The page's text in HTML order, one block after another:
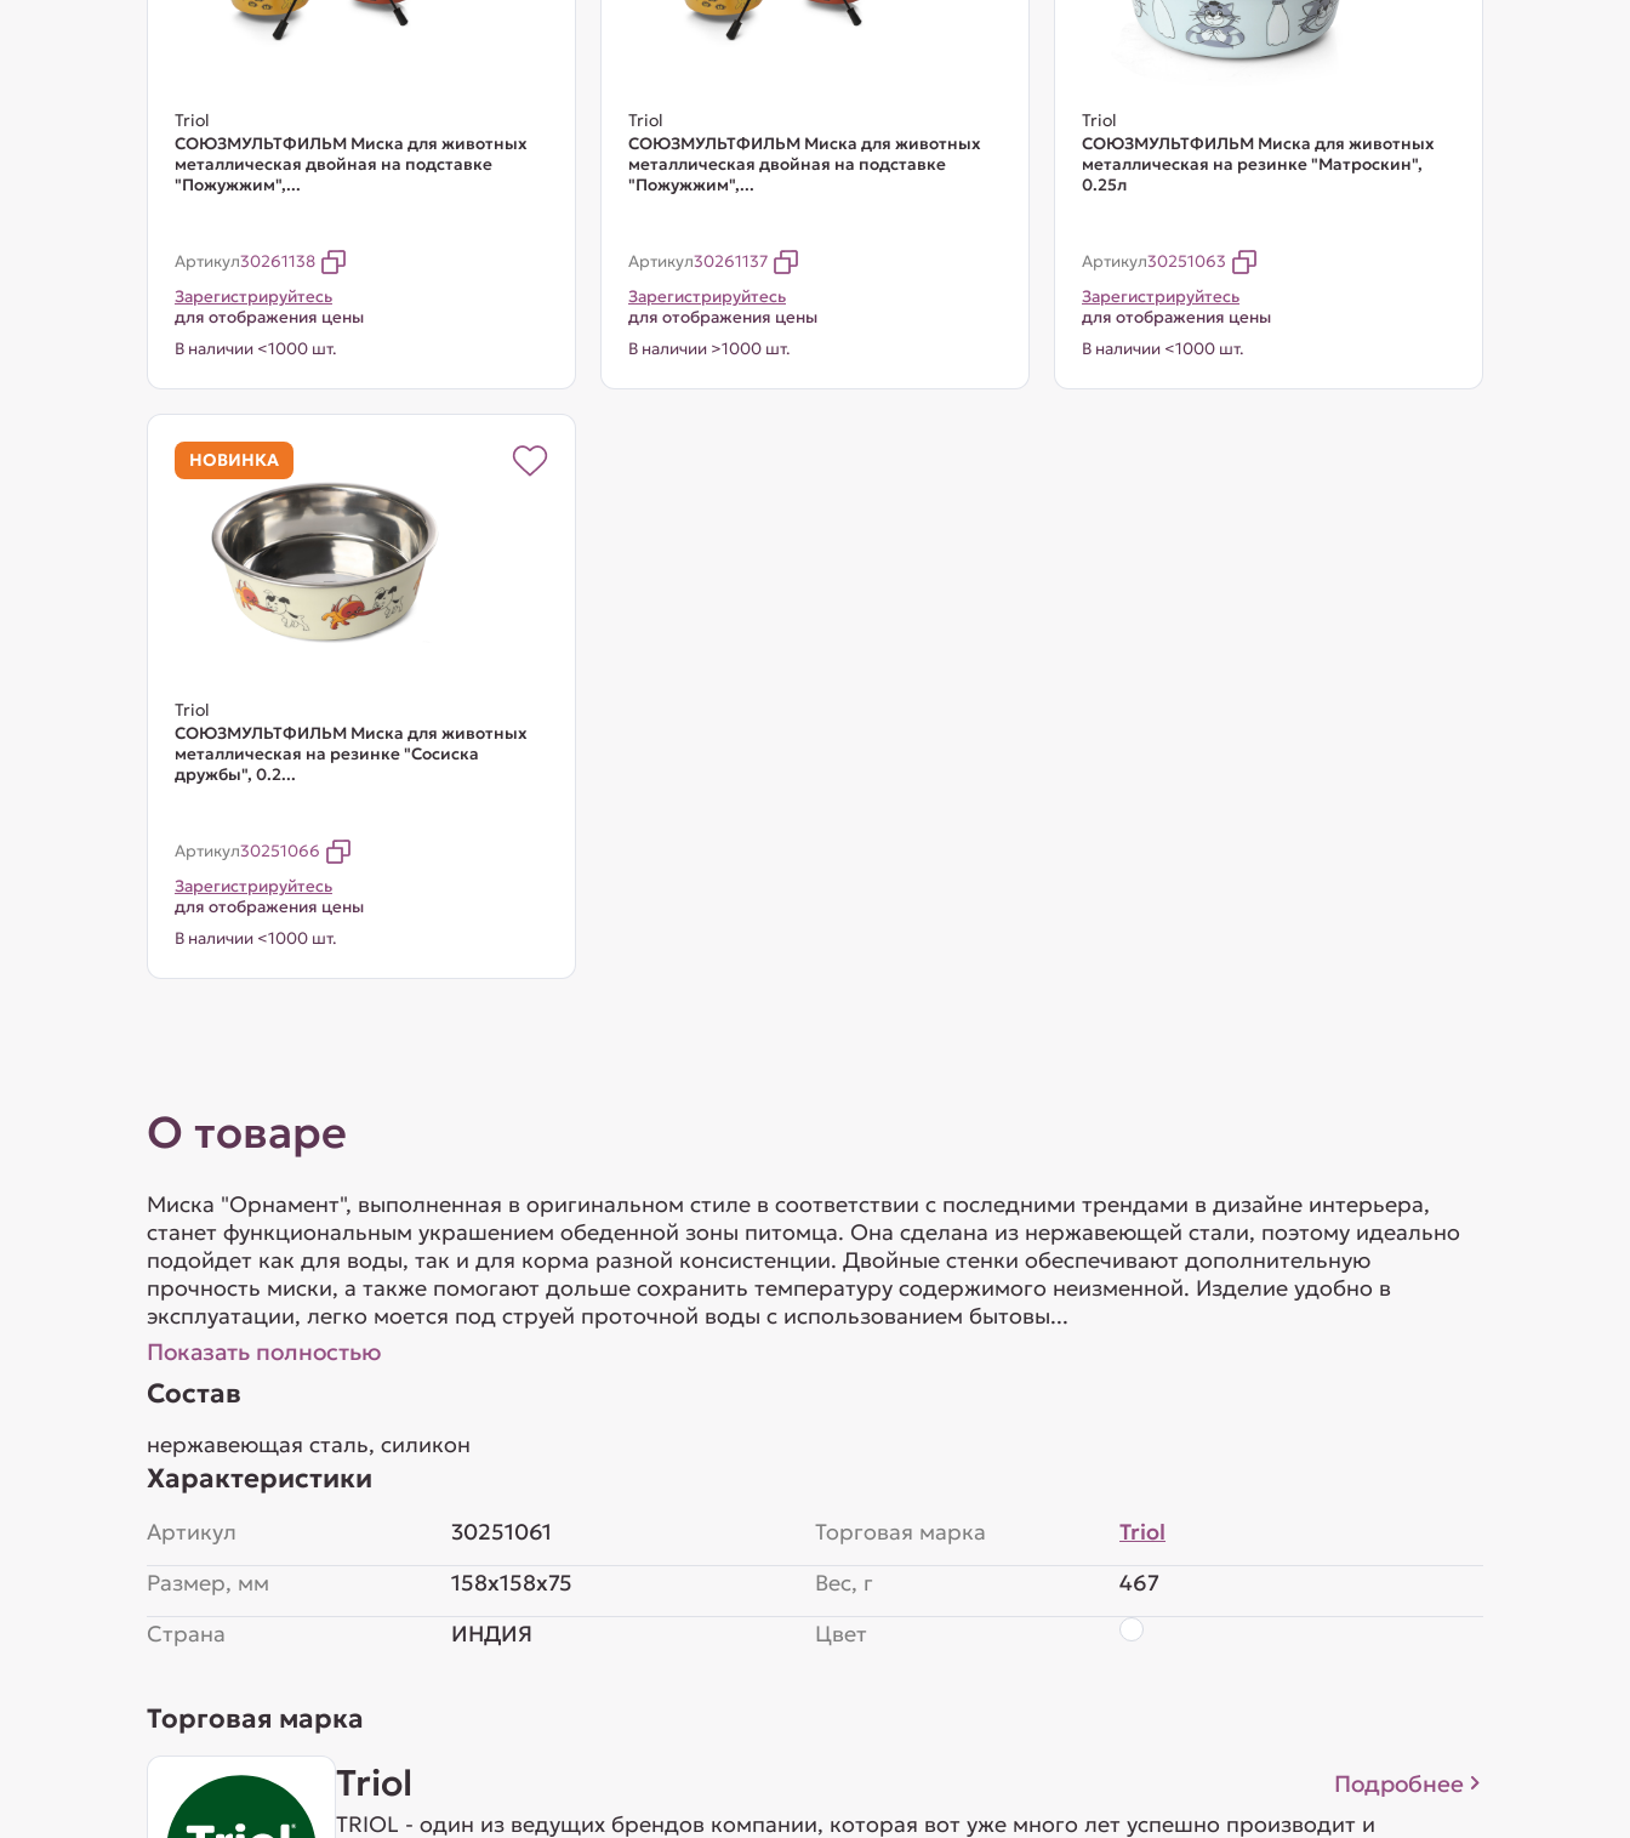
Triol
СОЮЗМУЛЬТФИЛЬМ Миска для животных
металлическая двойная на подставке
"Пожужжим",...
Артикул30261138
Зарегистрируйтесь
для отображения цены
В наличии <1000 шт.
Triol
СОЮЗМУЛЬТФИЛЬМ Миска для животных
металлическая двойная на подставке
"Пожужжим",...
Артикул30261137
Зарегистрируйтесь
для отображения цены
В наличии >1000 шт.
Triol
СОЮЗМУЛЬТФИЛЬМ Миска для животных
металлическая на резинке "Матроскин",
0.25л
Артикул30251063
Зарегистрируйтесь
для отображения цены
В наличии <1000 шт.
НОВИНКА
Triol
СОЮЗМУЛЬТФИЛЬМ Миска для животных
металлическая на резинке "Сосиска
дружбы", 0.2...
Артикул30251066
Зарегистрируйтесь
для отображения цены
В наличии <1000 шт.
О товаре
Миска "Орнамент", выполненная в оригинальном стиле в соответствии с последними трендами в дизайне интерьера,
станет функциональным украшением обеденной зоны питомца. Она сделана из нержавеющей стали, поэтому идеально
подойдет как для воды, так и для корма разной консистенции. Двойные стенки обеспечивают дополнительную
прочность миски, а также помогают дольше сохранить температуру содержимого неизменной. Изделие удобно в
эксплуатации, легко моется под струей проточной воды с использованием бытовы...
Показать полностью
Состав
нержавеющая сталь, силикон
Характеристики
Артикул
30251061
Размер, мм
158x158x75
Страна
ИНДИЯ
Торговая марка
Triol
Вес, г
467
Цвет
Торговая марка
Triol Подробнее
TRIOL - один из ведущих брендов компании, которая вот уже много лет успешно производит и